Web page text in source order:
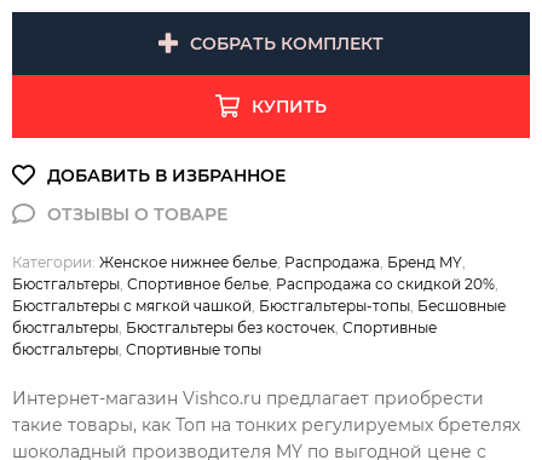
СОБРАТЬ КОМПЛЕКТ
КУПИТЬ
Категории: Женское нижнее белье Распродажа Бренд MY
Бюстгальтеры Спортивное белье Распродажа со скидкой 20%
Бюстгальтеры с мягкой чашкой Бюстгальтеры-топы Бесшовные
бюстгальтеры Бюстгальтеры без косточек Спортивные
бюстгальтеры Спортивные топы
Интернет-магазин Vishco.ru предлагает приобрести
такие товары, как Топ на тонких регулируемых бретелях
шоколадный производителя MY по выгодной цене с